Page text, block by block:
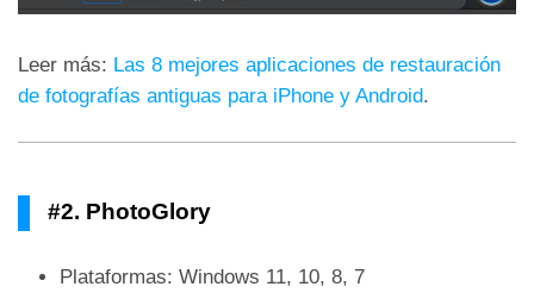
Leer más: Las 8 mejores aplicaciones de restauración
de fotografías antiguas para iPhone y Android.
#2. PhotoGlory
Plataformas: Windows 11, 10, 8, 7